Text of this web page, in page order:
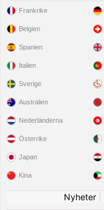
Frankrike
Belgien
Spanien
Italien
Sverige
Australien
Nederländerna
Österrike
Japan
Kina
Nyheter|